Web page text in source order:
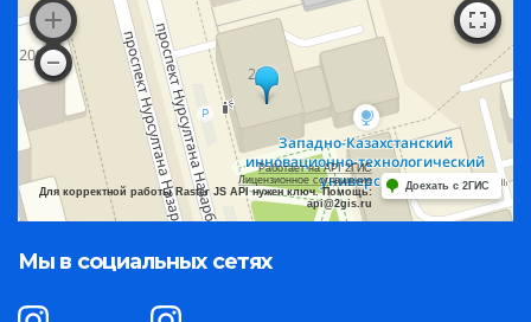
Работает на API 2ГИС
Лицензионное соглашение
Для корректной работы Raster JS API нужен ключ. Помощь:
api@2gis.ru
Доехать с 2ГИС
Мы в социальных сетях